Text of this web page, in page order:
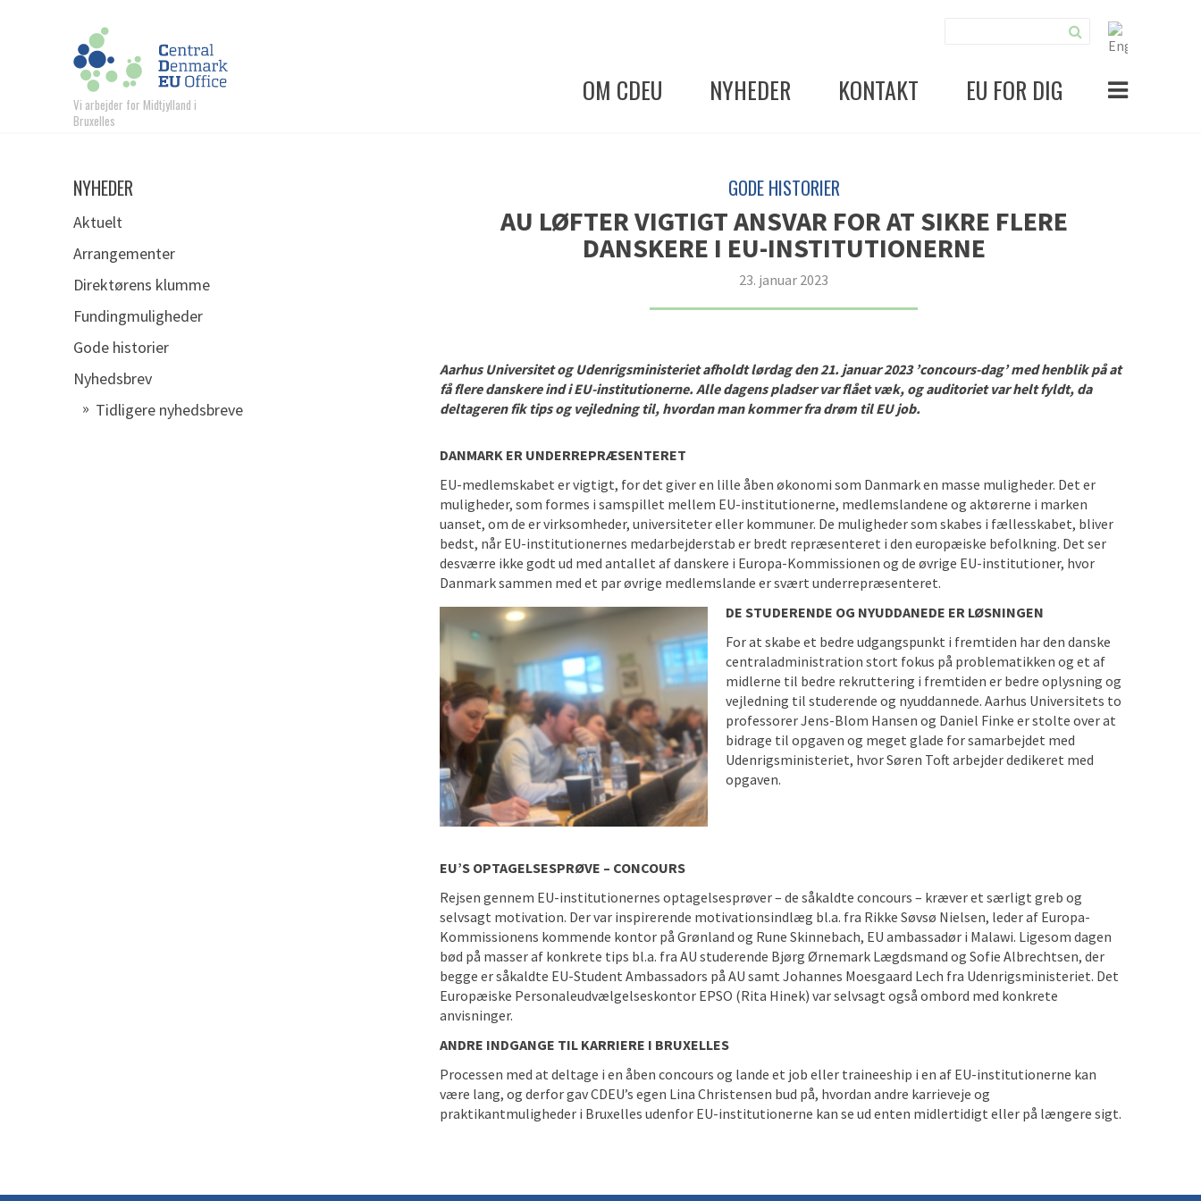
Vi arbejder for Midtjylland i
Bruxelles
OM CDEU NYHEDER KONTAKT EU FOR DIG
NYHEDER
Aktuelt
Arrangementer
Direktørens klumme
Fundingmuligheder
Gode historier
Nyhedsbrev
Tidligere nyhedsbreve
GODE HISTORIER
AU LØFTER VIGTIGT ANSVAR FOR AT SIKRE FLERE
DANSKERE I EU-INSTITUTIONERNE
23. januar 2023
Aarhus Universitet og Udenrigsministeriet afholdt lørdag den 21. januar 2023 ’concours-dag’ med henblik på at
få flere danskere ind i EU-institutionerne. Alle dagens pladser var flået væk, og auditoriet var helt fyldt, da
deltageren fik tips og vejledning til, hvordan man kommer fra drøm til EU job.
DANMARK ER UNDERREPRÆSENTERET
EU-medlemskabet er vigtigt, for det giver en lille åben økonomi som Danmark en masse muligheder. Det er
muligheder, som formes i samspillet mellem EU-institutionerne, medlemslandene og aktørerne i marken
uanset, om de er virksomheder, universiteter eller kommuner. De muligheder som skabes i fællesskabet, bliver
bedst, når EU-institutionernes medarbejderstab er bredt repræsenteret i den europæiske befolkning. Det ser
desværre ikke godt ud med antallet af danskere i Europa-Kommissionen og de øvrige EU-institutioner, hvor
Danmark sammen med et par øvrige medlemslande er svært underrepræsenteret.
DE STUDERENDE OG NYUDDANEDE ER LØSNINGEN
For at skabe et bedre udgangspunkt i fremtiden har den danske
centraladministration stort fokus på problematikken og et af
midlerne til bedre rekruttering i fremtiden er bedre oplysning og
vejledning til studerende og nyuddannede. Aarhus Universitets to
professorer Jens-Blom Hansen og Daniel Finke er stolte over at
bidrage til opgaven og meget glade for samarbejdet med
Udenrigsministeriet, hvor Søren Toft arbejder dedikeret med
opgaven.
EU’S OPTAGELSESPRØVE – CONCOURS
Rejsen gennem EU-institutionernes optagelsesprøver – de såkaldte concours – kræver et særligt greb og
selvsagt motivation. Der var inspirerende motivationsindlæg bl.a. fra Rikke Søvsø Nielsen, leder af Europa-
Kommissionens kommende kontor på Grønland og Rune Skinnebach, EU ambassadør i Malawi. Ligesom dagen
bød på masser af konkrete tips bl.a. fra AU studerende Bjørg Ørnemark Lægdsmand og Sofie Albrechtsen, der
begge er såkaldte EU-Student Ambassadors på AU samt Johannes Moesgaard Lech fra Udenrigsministeriet. Det
Europæiske Personaleudvælgelseskontor EPSO (Rita Hinek) var selvsagt også ombord med konkrete
anvisninger.
ANDRE INDGANGE TIL KARRIERE I BRUXELLES
Processen med at deltage i en åben concours og lande et job eller traineeship i en af EU-institutionerne kan
være lang, og derfor gav CDEU’s egen Lina Christensen bud på, hvordan andre karrieveje og
praktikantmuligheder i Bruxelles udenfor EU-institutionerne kan se ud enten midlertidigt eller på længere sigt.